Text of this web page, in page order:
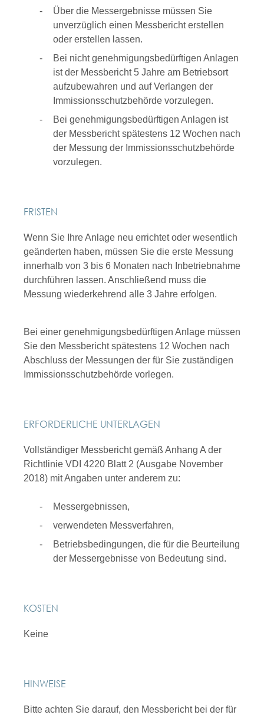
Über die Messergebnisse müssen Sie
unverzüglich einen Messbericht erstellen
oder erstellen lassen.
Bei nicht genehmigungsbedürftigen Anlagen
ist der Messbericht 5 Jahre am Betriebsort
aufzubewahren und auf Verlangen der
Immissionsschutzbehörde vorzulegen.
Bei genehmigungsbedürftigen Anlagen ist
der Messbericht spätestens 12 Wochen nach
der Messung der Immissionsschutzbehörde
vorzulegen.
FRISTEN
Wenn Sie Ihre Anlage neu errichtet oder wesentlich
geänderten haben, müssen Sie die erste Messung
innerhalb von 3 bis 6 Monaten nach Inbetriebnahme
durchführen lassen. Anschließend muss die
Messung wiederkehrend alle 3 Jahre erfolgen.
Bei einer genehmigungsbedürftigen Anlage müssen
Sie den Messbericht spätestens 12 Wochen nach
Abschluss der Messungen der für Sie zuständigen
Immissionsschutzbehörde vorlegen.
ERFORDERLICHE UNTERLAGEN
Vollständiger Messbericht gemäß Anhang A der
Richtlinie VDI 4220 Blatt 2 (Ausgabe November
2018) mit Angaben unter anderem zu:
Messergebnissen,
verwendeten Messverfahren,
Betriebsbedingungen, die für die Beurteilung
der Messergebnisse von Bedeutung sind.
KOSTEN
Keine
HINWEISE
Bitte achten Sie darauf, den Messbericht bei der für